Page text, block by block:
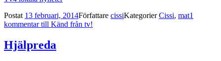
Postat 13 februari, 2014Författare cissiKategorierCissi, mat1
kommentartill Känd från tv!
Hjälpreda